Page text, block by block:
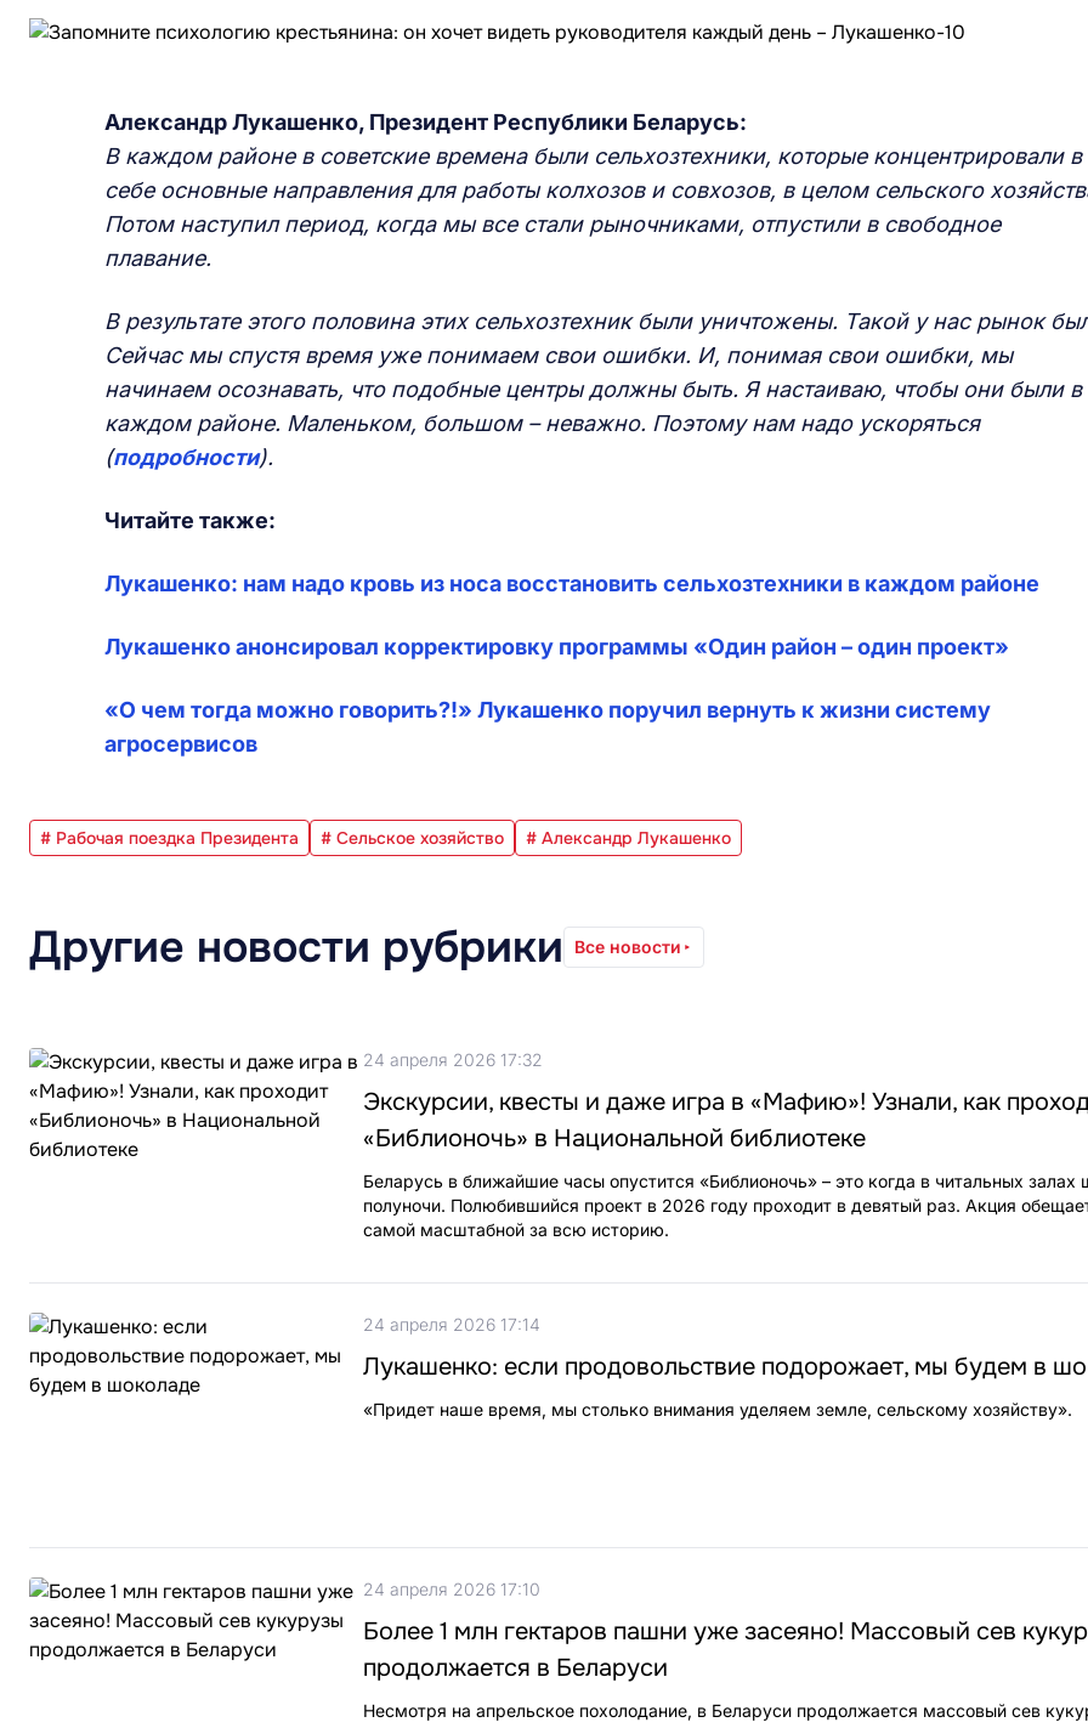
Александр Лукашенко, Президент Республики Беларусь:
В каждом районе в советские времена были сельхозтехники, которые концентрировали в
себе основные направления для работы колхозов и совхозов, в целом сельского
Потом наступил период, когда мы все стали рыночниками, отпустили в свободное
плавание.
В результате этого половина этих сельхозтехник были уничтожены. Такой у нас рынок
Сейчас мы спустя время уже понимаем свои ошибки. И, понимая свои ошибки, мы
начинаем осознавать, что подобные центры должны быть. Я настаиваю, чтобы они были в
каждом районе. Маленьком, большом – неважно. Поэтому нам надо ускоряться
(подробности).
Читайте также:
Лукашенко: нам надо кровь из носа восстановить сельхозтехники в каждом районе
Лукашенко анонсировал корректировку программы «Один район – один проект»
«О чем тогда можно говорить?!» Лукашенко поручил вернуть к жизни систему
агросервисов
# Рабочая поездка Президента # Сельское хозяйство # Александр Лукашенко
Другие новости рубрики Все новости
24 апреля 2026 17:32
Экскурсии, квесты и даже игра в «Мафию»! Узнали, как
«Библионочь» в Национальной библиотеке
Беларусь в ближайшие часы опустится «Библионочь» – это когда в читальных
полуночи. Полюбившийся проект в 2026 году проходит в девятый раз. Акция
самой масштабной за всю историю.
24 апреля 2026 17:14
Лукашенко: если продовольствие подорожает, мы будем в
«Придет наше время, мы столько внимания уделяем земле, сельскому хозяйству».
24 апреля 2026 17:10
Более 1 млн гектаров пашни уже засеяно! Массовый сев
продолжается в Беларуси
Несмотря на апрельское похолодание, в Беларуси продолжается массовый сев